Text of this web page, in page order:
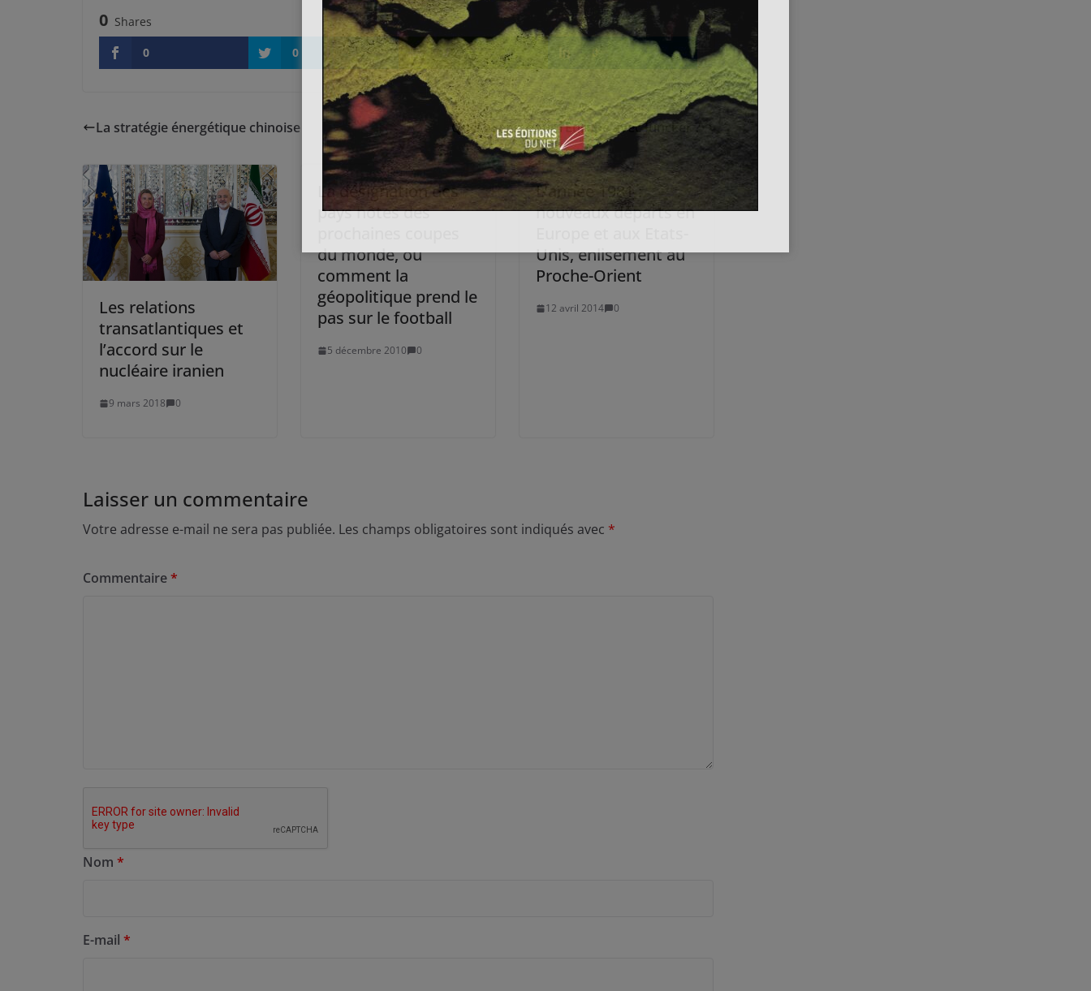
0 Shares
0
0 0 0
La stratégie énergétique chinoise Quel avenir pour l’Europe avec Juncker ?
Les relations
transatlantiques et
l’accord sur le
nucléaire iranien
9 mars 2018 0
La désignation des
pays hôtes des
du monde, ou
comment la
géopolitique prend le
pas sur le football
5 décembre 2010 0
L’année 1981 :
nouveaux départs en
Unis, enlisement au
Proche-Orient
12 avril 2014 0
Laisser un commentaire
Votre adresse e-mail ne sera pas publiée. Les champs obligatoires sont indiqués avec *
Commentaire*
Nom *
E-mail *